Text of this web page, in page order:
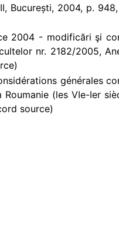
București, 2004, p.
2004 - modificări şi
nr. 2182/2005,
générales
(les VIe-Ier
source)